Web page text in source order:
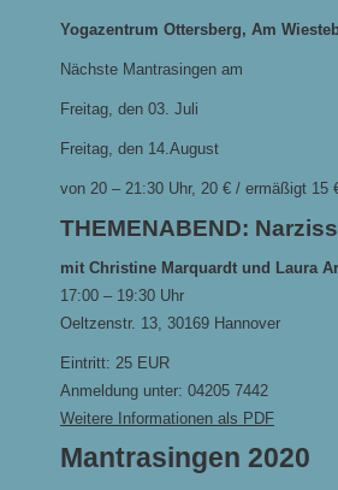
Yogazentrum Ottersberg, Am
Nächste Mantrasingen am
Freitag, den 03. Juli
Freitag, den 14.August
von 20 – 21:30 Uhr, 20 € / ermäßigt 15
THEMENABEND:
mit Christine Marquardt und Laura
17:00 – 19:30 Uhr
Oeltzenstr. 13, 30169 Hannover
Eintritt: 25 EUR
Anmeldung unter: 04205 7442
Weitere Informationen als PDF
Mantrasingen 2020